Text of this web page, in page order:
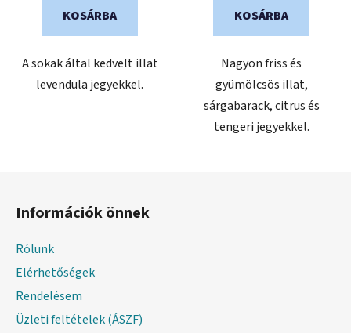
KOSÁRBA
A sokak által kedvelt illat
levendula jegyekkel.
KOSÁRBA
Nagyon friss és
gyümölcsös illat,
sárgabarack, citrus és
tengeri jegyekkel.
Információk önnek
Rólunk
Elérhetőségek
Rendelésem
Üzleti feltételek (ÁSZF)